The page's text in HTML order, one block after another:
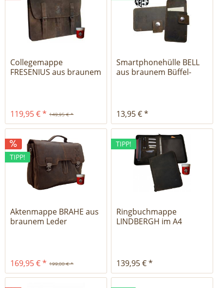
Collegemappe
FRESENIUS aus braunem
149,95 € *
119,95 € *
Smartphonehülle BELL
aus braunem Büffel-
13,95 € *
TIPP!
Aktenmappe BRAHE aus
braunem Leder
199,00 € *
169,95 € *
TIPP!
Ringbuchmappe
LINDBERGH im A4
139,95 € *